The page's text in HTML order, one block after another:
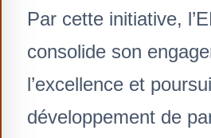
Par cette initiative,
consolide son
l’excellence et
développement de